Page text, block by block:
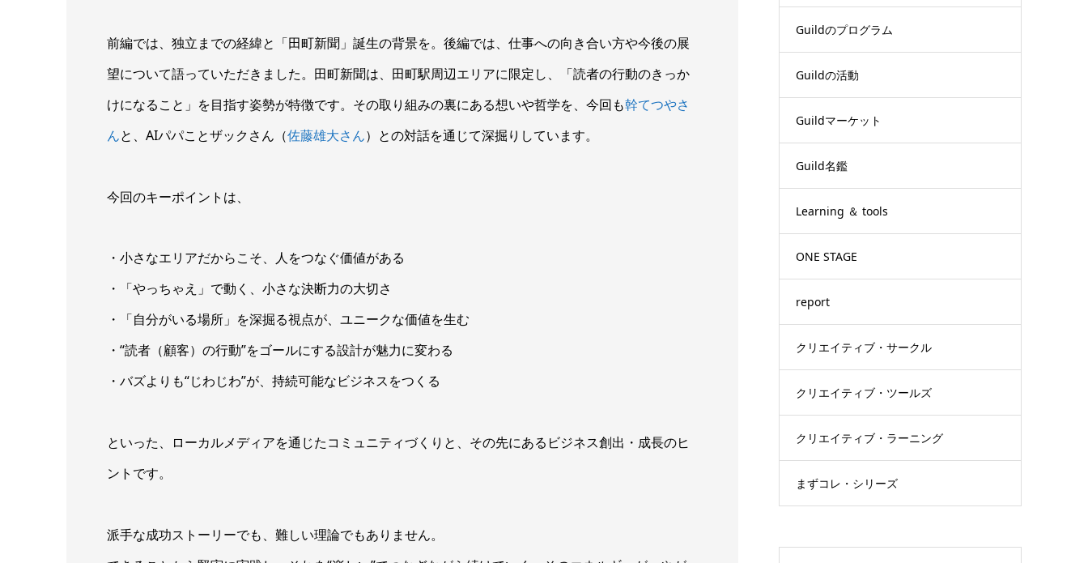
前編では、独立までの経緯と「田町新聞」誕生の背景を。後編では、仕事への向き合い方や今後の展
望について語っていただきました。田町新聞は、田町駅周辺エリアに限定し、「読者の行動のきっか
けになること」を目指す姿勢が特徴です。その取り組みの裏にある想いや哲学を、今回も幹てつやさ
んと、AIパパことザックさん（佐藤雄大さん）との対話を通じて深掘りしています。
今回のキーポイントは、
・小さなエリアだからこそ、人をつなぐ価値がある
・「やっちゃえ」で動く、小さな決断力の大切さ
・「自分がいる場所」を深掘る視点が、ユニークな価値を生む
・“読者（顧客）の行動”をゴールにする設計が魅力に変わる
・バズよりも“じわじわ”が、持続可能なビジネスをつくる
といった、ローカルメディアを通じたコミュニティづくりと、その先にあるビジネス創出・成長のヒ
ントです。
派手な成功ストーリーでも、難しい理論でもありません。
Guildのプログラム
Guildの活動
Guildマーケット
Guild名鑑
Learning ＆ tools
ONE STAGE
report
クリエイティブ・サークル
クリエイティブ・ツールズ
クリエイティブ・ラーニング
まずコレ・シリーズ